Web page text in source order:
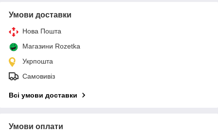
Умови доставки
Нова Пошта
Магазини Rozetka
Укрпошта
Самовивіз
Всі умови доставки
Умови оплати